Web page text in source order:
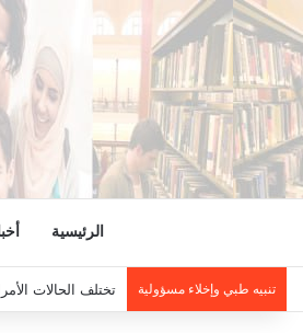
الرئيسية
تنبيه طبي وإخلاء مسؤولية تختلف الحالات